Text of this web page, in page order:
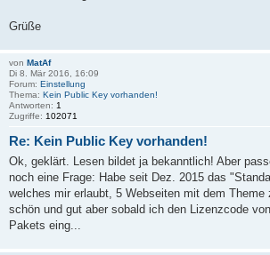
Grüße
von MatAf
Di 8. Mär 2016, 16:09
Forum: Einstellung
Thema: Kein Public Key vorhanden!
Antworten: 1
Zugriffe: 102071
Re: Kein Public Key vorhanden!
Ok, geklärt. Lesen bildet ja bekanntlich! Aber
noch eine Frage: Habe seit Dez. 2015 das
welches mir erlaubt, 5 Webseiten mit dem Theme
schön und gut aber sobald ich den Lizenzcode
Pakets eing...